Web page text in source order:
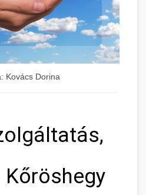
Kovács Dorina
Kőröshegy